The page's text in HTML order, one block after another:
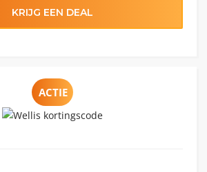
KRIJG EEN DEAL
ACTIE